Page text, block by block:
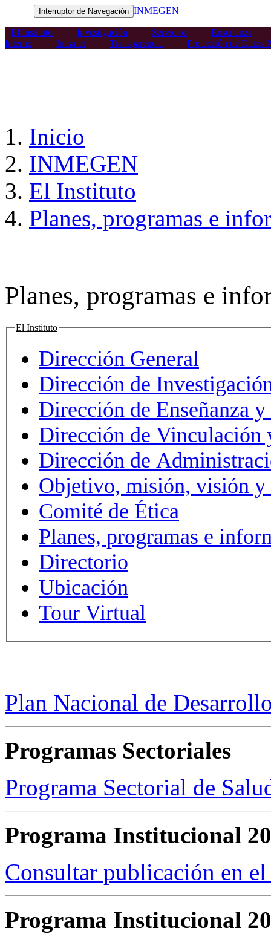
Interruptor de Navegación INMEGEN
El Instituto Investigación Servicios
Enseñanza
Interno
Intranet Transparencia Protección de Datos
Inicio
INMEGEN
El Instituto
Planes, programas e
Planes, programas e
El Instituto
Dirección General
Dirección de
Dirección de Enseñanza
Dirección de
Dirección de
Objetivo, misión, visión y
Comité de Ética
Planes, programas e
Directorio
Ubicación
Tour Virtual
Plan Nacional de
Programas Sectoriales
Programa Sectorial de
Programa Institucional
Consultar publicación en
Programa Institucional